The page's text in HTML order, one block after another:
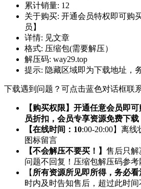
累计销量: 12
关于购买: 开通会员特权即可购
员】
详情: 见文章
格式: 压缩包(需要解压）
解压码: way29.top
提示: 隐藏区域即为下载地址，
下载遇到问题？可点击蓝色对话框联
【购买权限】开通任意会员即
员折扣，会员专享资源免费下载
【在线时间：10:00-20:00】离
图标留言
【不会解压不要买！】 售后只解
问题不回复！压缩包解压码参考
【 所有资源所见即所得，务必看
时内及时告知售后，超过此时